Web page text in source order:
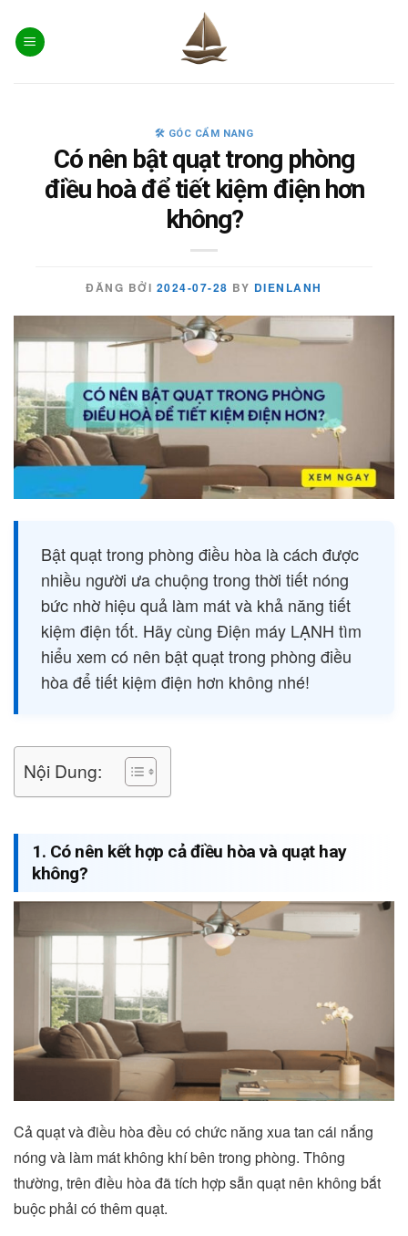
content
🛠️ GÓC CẨM NANG
Có nên bật quạt trong phòng
điều hoà để tiết kiệm điện hơn
không?
ĐĂNG BỞI 2024-07-28 BY DIENLANH
Bật quạt trong phòng điều hòa là cách được
nhiều người ưa chuộng trong thời tiết nóng
bức nhờ hiệu quả làm mát và khả năng tiết
kiệm điện tốt. Hãy cùng Điện máy LẠNH tìm
hiểu xem có nên bật quạt trong phòng điều
hòa để tiết kiệm điện hơn không nhé!
Nội Dung:
1. Có nên kết hợp cả điều hòa và quạt hay
không?
Cả quạt và điều hòa đều có chức năng xua tan cái nắng
nóng và làm mát không khí bên trong phòng. Thông
thường, trên điều hòa đã tích hợp sẵn quạt nên không bắt
buộc phải có thêm quạt.